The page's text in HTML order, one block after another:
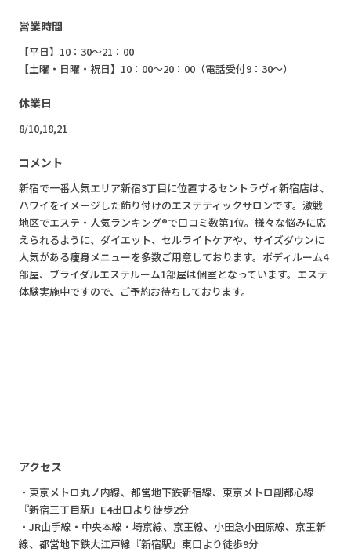
営業時間
【平日】10：30～21：00
【土曜・日曜・祝日】10：00～20：00（電話受付9：30～）
休業日
8/10,18,21
コメント
新宿で一番人気エリア新宿3丁目に位置するセントラヴィ新宿店は、
ハワイをイメージした飾り付けのエステティックサロンです。激戦
地区でエステ・人気ランキング®で口コミ数第1位。様々な悩みに応
えられるように、ダイエット、セルライトケアや、サイズダウンに
人気がある痩身メニューを多数ご用意しております。ボディルーム4
部屋、ブライダルエステルーム1部屋は個室となっています。エステ
体験実施中ですので、ご予約お待ちしております。
アクセス
・東京メトロ丸ノ内線、都営地下鉄新宿線、東京メトロ副都心線
『新宿三丁目駅』E4出口より徒歩2分
・JR山手線・中央本線・埼京線、京王線、小田急小田原線、京王新
線、都営地下鉄大江戸線『新宿駅』東口より徒歩9分